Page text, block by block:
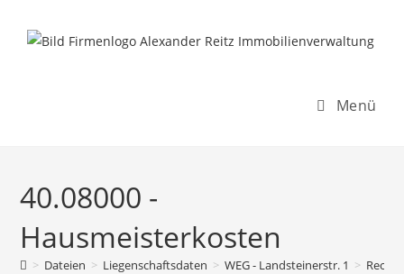
Inhalt
Menü
40.08000 -
Hausmeisterkosten
> Dateien > Liegenschaftsdaten > WEG - Landsteinerstr. 1 >